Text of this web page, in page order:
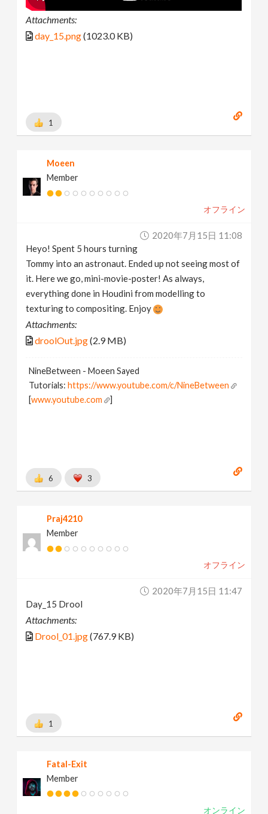
Attachments:
day_15.png(1023.0 KB)
1
Moeen
Member
オフライン
2020年7月15日 11:08
Heyo! Spent 5 hours turning
Tommy into an astronaut. Ended up not seeing most of
it. Here we go, mini-movie-poster! As always,
everything done in Houdini from modelling to
texturing to compositing. Enjoy
Attachments:
droolOut.jpg(2.9 MB)
NineBetween - Moeen Sayed
Tutorials:https://www.youtube.com/c/NineBetween
[www.youtube.com ]
6 3
Praj4210
Member
オフライン
2020年7月15日 11:47
Day_15 Drool
Attachments:
Drool_01.jpg(767.9 KB)
1
Fatal-Exit
Member
オンライン